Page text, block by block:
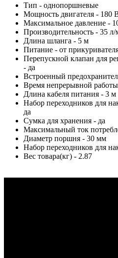
Тип - однопоршневые
Мощность двигателя - 180
Максимальное давление -
Производительность - 35
Длина шланга - 5 м
Питание - от
Перепускной клапан для
- да
Встроенный
Время непрерывной
Длина кабеля питания - 3 м
Набор переходников для
да
Сумка для хранения - да
Максимальный ток
Диаметр поршня - 30 мм
Набор переходников для
Вес товара(кг) - 2.87